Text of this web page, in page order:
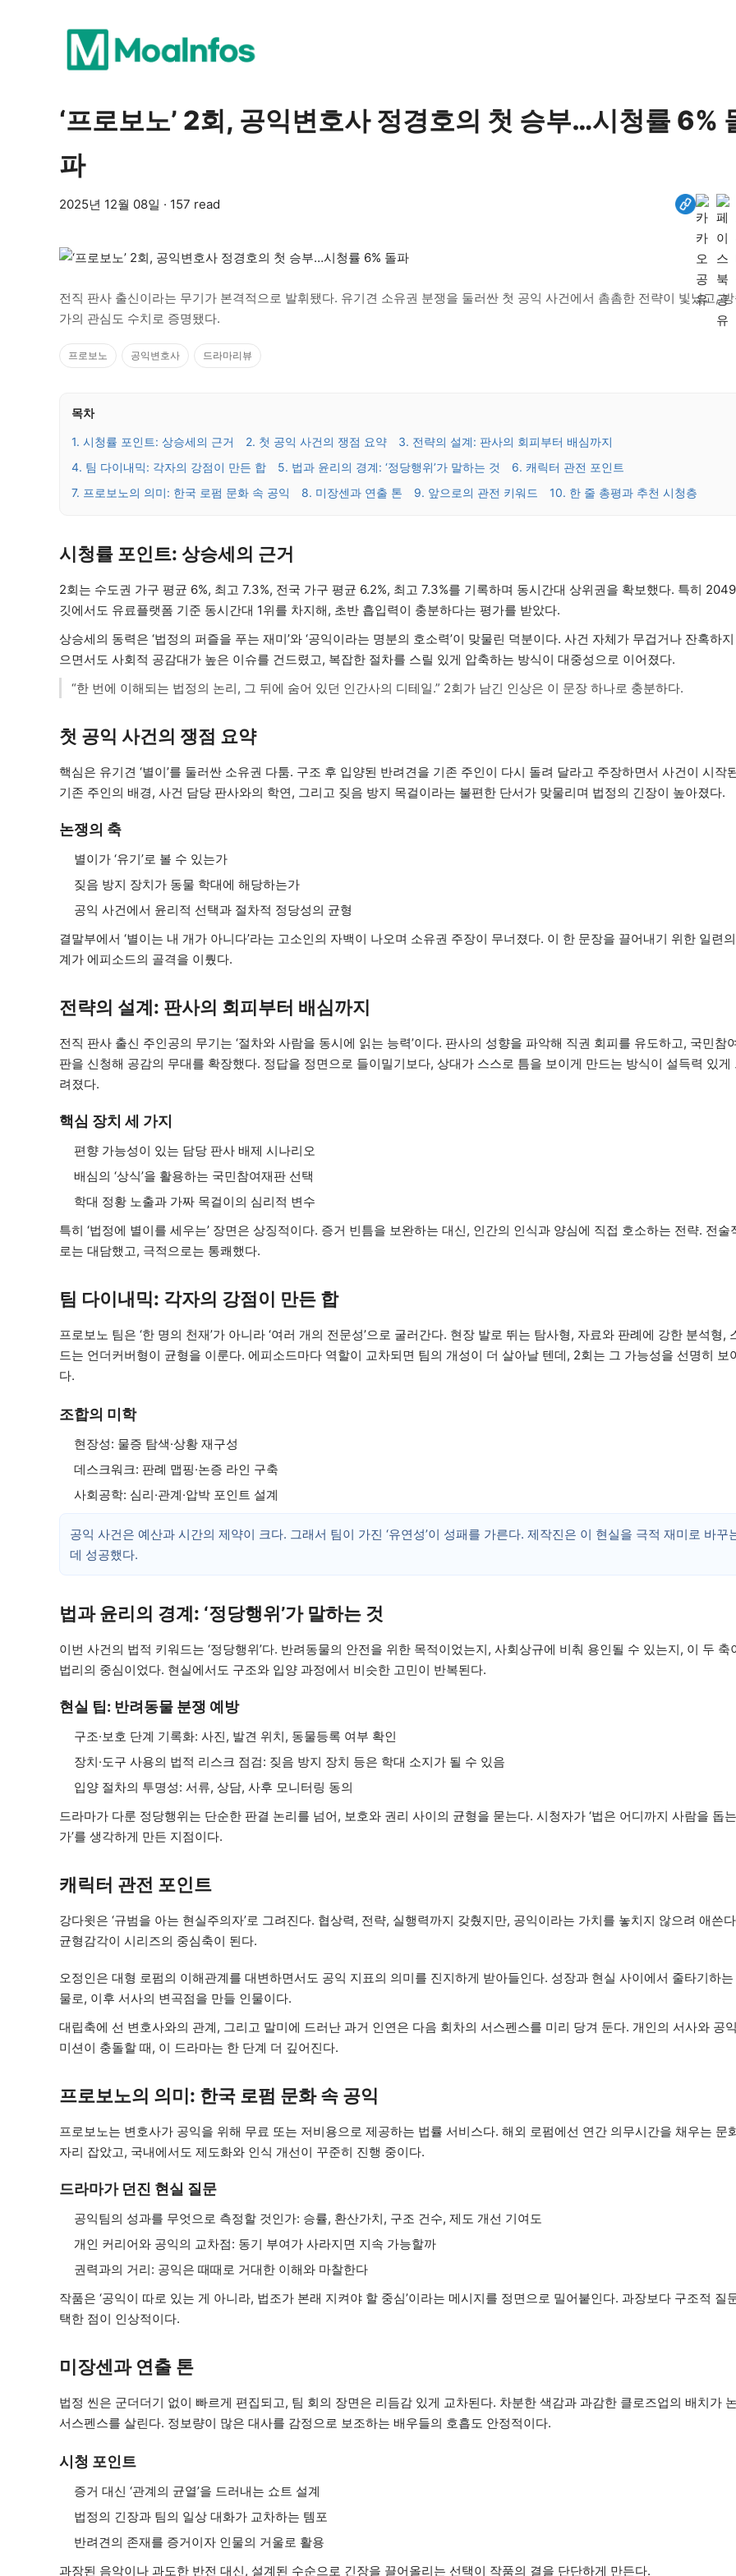
‘프로보노’ 2회, 공익변호사 정경호의 첫 승부…시청률 6%
파
2025년 12월 08일 · 157 read
전직 판사 출신이라는 무기가 본격적으로 발휘됐다. 유기견 소유권 분쟁을 둘러싼 첫 공익 사건에서 촘촘한 전략이 빛났고,
가의 관심도 수치로 증명됐다.
프로보노 공익변호사 드라마리뷰
목차
1. 시청률 포인트: 상승세의 근거 2. 첫 공익 사건의 쟁점 요약
3. 전략의 설계: 판사의 회피부터 배심까지
4. 팀 다이내믹: 각자의 강점이 만든 합
5. 법과 윤리의 경계: ‘정당행위’가 말하는 것
6. 캐릭터 관전 포인트
7. 프로보노의 의미: 한국 로펌 문화 속 공익
8. 미장센과 연출 톤 9. 앞으로의 관전 키워드 10. 한 줄 총평과 추천 시청층
시청률 포인트: 상승세의 근거
2회는 수도권 가구 평균 6%, 최고 7.3%, 전국 가구 평균 6.2%, 최고 7.3%를 기록하며 동시간대 상위권을 확보했다. 특히
깃에서도 유료플랫폼 기준 동시간대 1위를 차지해, 초반 흡입력이 충분하다는 평가를 받았다.
상승세의 동력은 ‘법정의 퍼즐을 푸는 재미’와 ‘공익이라는 명분의 호소력’이 맞물린 덕분이다. 사건 자체가 무겁거나 잔혹하
으면서도 사회적 공감대가 높은 이슈를 건드렸고, 복잡한 절차를 스릴 있게 압축하는 방식이 대중성으로 이어졌다.
“한 번에 이해되는 법정의 논리, 그 뒤에 숨어 있던 인간사의 디테일.” 2회가 남긴 인상은 이 문장 하나로 충분하다.
첫 공익 사건의 쟁점 요약
핵심은 유기견 ‘별이’를 둘러싼 소유권 다툼. 구조 후 입양된 반려견을 기존 주인이 다시 돌려 달라고 주장하면서 사건이 시작
기존 주인의 배경, 사건 담당 판사와의 학연, 그리고 짖음 방지 목걸이라는 불편한 단서가 맞물리며 법정의 긴장이 높아졌다.
논쟁의 축
별이가 ‘유기’로 볼 수 있는가
짖음 방지 장치가 동물 학대에 해당하는가
공익 사건에서 윤리적 선택과 절차적 정당성의 균형
결말부에서 ‘별이는 내 개가 아니다’라는 고소인의 자백이 나오며 소유권 주장이 무너졌다. 이 한 문장을 끌어내기 위한 일련
계가 에피소드의 골격을 이뤘다.
전략의 설계: 판사의 회피부터 배심까지
전직 판사 출신 주인공의 무기는 ‘절차와 사람을 동시에 읽는 능력’이다. 판사의 성향을 파악해 직권 회피를 유도하고, 국민참
판을 신청해 공감의 무대를 확장했다. 정답을 정면으로 들이밀기보다, 상대가 스스로 틈을 보이게 만드는 방식이 설득력 있게
려졌다.
핵심 장치 세 가지
편향 가능성이 있는 담당 판사 배제 시나리오
배심의 ‘상식’을 활용하는 국민참여재판 선택
학대 정황 노출과 가짜 목걸이의 심리적 변수
특히 ‘법정에 별이를 세우는’ 장면은 상징적이다. 증거 빈틈을 보완하는 대신, 인간의 인식과 양심에 직접 호소하는 전략. 전술
로는 대담했고, 극적으로는 통쾌했다.
팀 다이내믹: 각자의 강점이 만든 합
프로보노 팀은 ‘한 명의 천재’가 아니라 ‘여러 개의 전문성’으로 굴러간다. 현장 발로 뛰는 탐사형, 자료와 판례에 강한 분석형,
드는 언더커버형이 균형을 이룬다. 에피소드마다 역할이 교차되면 팀의 개성이 더 살아날 텐데, 2회는 그 가능성을 선명히 보
다.
조합의 미학
현장성: 물증 탐색·상황 재구성
데스크워크: 판례 맵핑·논증 라인 구축
사회공학: 심리·관계·압박 포인트 설계
공익 사건은 예산과 시간의 제약이 크다. 그래서 팀이 가진 ‘유연성’이 성패를 가른다. 제작진은 이 현실을 극적 재미로 바꾸
데 성공했다.
법과 윤리의 경계: ‘정당행위’가 말하는 것
이번 사건의 법적 키워드는 ‘정당행위’다. 반려동물의 안전을 위한 목적이었는지, 사회상규에 비춰 용인될 수 있는지, 이 두 축
법리의 중심이었다. 현실에서도 구조와 입양 과정에서 비슷한 고민이 반복된다.
현실 팁: 반려동물 분쟁 예방
구조·보호 단계 기록화: 사진, 발견 위치, 동물등록 여부 확인
장치·도구 사용의 법적 리스크 점검: 짖음 방지 장치 등은 학대 소지가 될 수 있음
입양 절차의 투명성: 서류, 상담, 사후 모니터링 동의
드라마가 다룬 정당행위는 단순한 판결 논리를 넘어, 보호와 권리 사이의 균형을 묻는다. 시청자가 ‘법은 어디까지 사람을 돕는
가’를 생각하게 만든 지점이다.
캐릭터 관전 포인트
강다윗은 ‘규범을 아는 현실주의자’로 그려진다. 협상력, 전략, 실행력까지 갖췄지만, 공익이라는 가치를 놓치지 않으려 애쓴
균형감각이 시리즈의 중심축이 된다.
오정인은 대형 로펌의 이해관계를 대변하면서도 공익 지표의 의미를 진지하게 받아들인다. 성장과 현실 사이에서 줄타기하는
물로, 이후 서사의 변곡점을 만들 인물이다.
대립축에 선 변호사와의 관계, 그리고 말미에 드러난 과거 인연은 다음 회차의 서스펜스를 미리 당겨 둔다. 개인의 서사와 공
미션이 충돌할 때, 이 드라마는 한 단계 더 깊어진다.
프로보노의 의미: 한국 로펌 문화 속 공익
프로보노는 변호사가 공익을 위해 무료 또는 저비용으로 제공하는 법률 서비스다. 해외 로펌에선 연간 의무시간을 채우는 문
자리 잡았고, 국내에서도 제도화와 인식 개선이 꾸준히 진행 중이다.
드라마가 던진 현실 질문
공익팀의 성과를 무엇으로 측정할 것인가: 승률, 환산가치, 구조 건수, 제도 개선 기여도
개인 커리어와 공익의 교차점: 동기 부여가 사라지면 지속 가능할까
권력과의 거리: 공익은 때때로 거대한 이해와 마찰한다
작품은 ‘공익이 따로 있는 게 아니라, 법조가 본래 지켜야 할 중심’이라는 메시지를 정면으로 밀어붙인다. 과장보다 구조적 질
택한 점이 인상적이다.
미장센과 연출 톤
법정 씬은 군더더기 없이 빠르게 편집되고, 팀 회의 장면은 리듬감 있게 교차된다. 차분한 색감과 과감한 클로즈업의 배치가
서스펜스를 살린다. 정보량이 많은 대사를 감정으로 보조하는 배우들의 호흡도 안정적이다.
시청 포인트
증거 대신 ‘관계의 균열’을 드러내는 쇼트 설계
법정의 긴장과 팀의 일상 대화가 교차하는 템포
반려견의 존재를 증거이자 인물의 거울로 활용
과장된 음악이나 과도한 반전 대신, 설계된 수순으로 긴장을 끌어올리는 선택이 작품의 결을 단단하게 만든다.